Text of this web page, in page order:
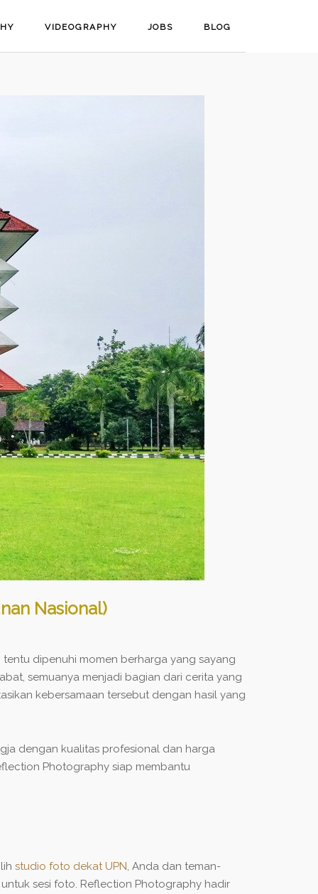
VIDEOGRAPHY JOBS BLOG
Nasional)
tentu dipenuhi momen berharga yang sayang
semuanya menjadi bagian dari cerita yang
kebersamaan tersebut dengan hasil yang
dengan kualitas profesional dan harga
Photography siap membantu
studio foto dekat UPN , Anda dan teman-
sesi foto. Reflection Photography hadir